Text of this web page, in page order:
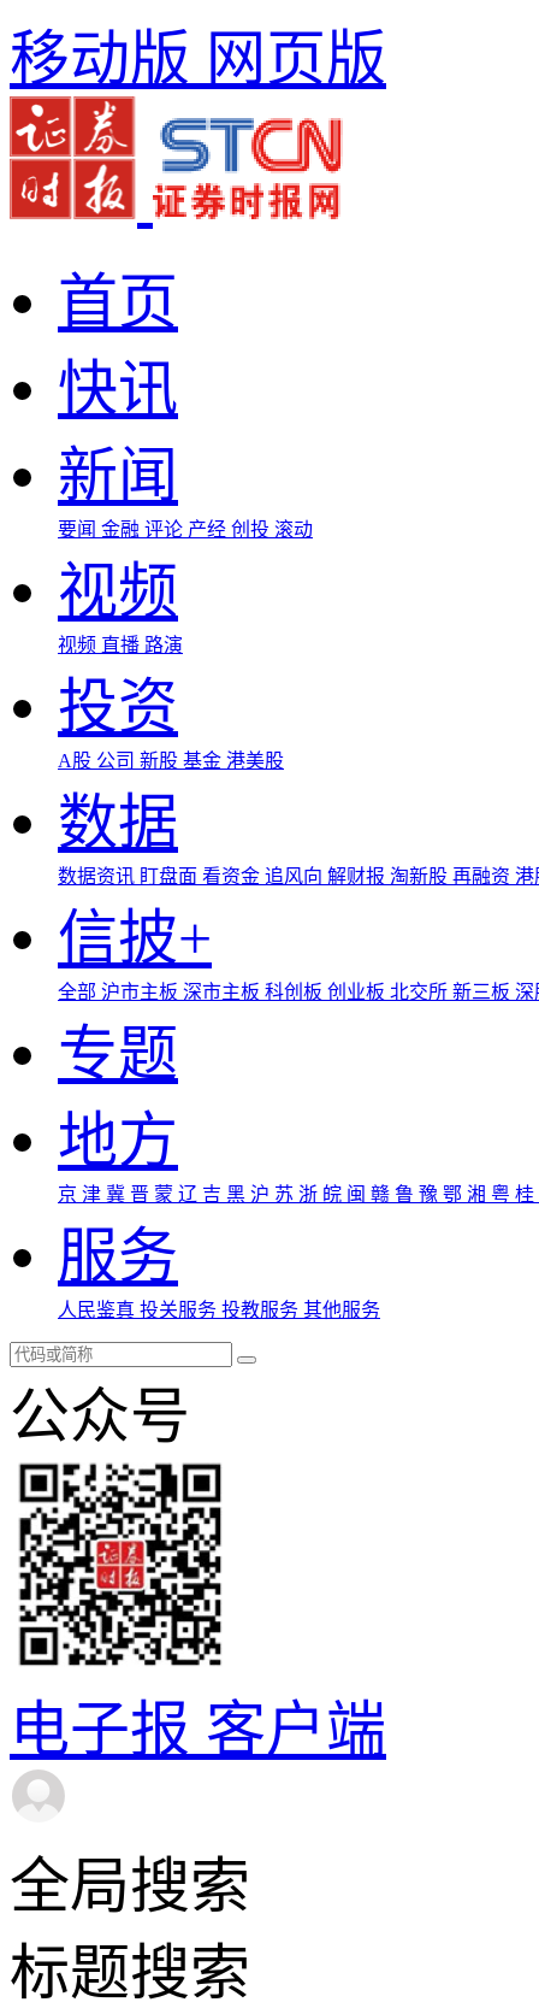
移动版 网页版
首页
快讯
新闻
要闻 金融 评论 产经 创投 滚动
视频
视频 直播 路演
投资
A股 公司 新股 基金 港美股
数据
数据资讯 盯盘面 看资金 追风向 解财报 淘新股 再融资
信披+
全部 沪市主板 深市主板 科创板 创业板 北交所 新三板
专题
地方
京 津 冀 晋 蒙 辽 吉 黑 沪 苏 浙 皖 闽 赣 鲁 豫 鄂 湘 粤 桂
服务
人民鉴真 投关服务 投教服务 其他服务
公众号
电子报 客户端
全局搜索
标题搜索